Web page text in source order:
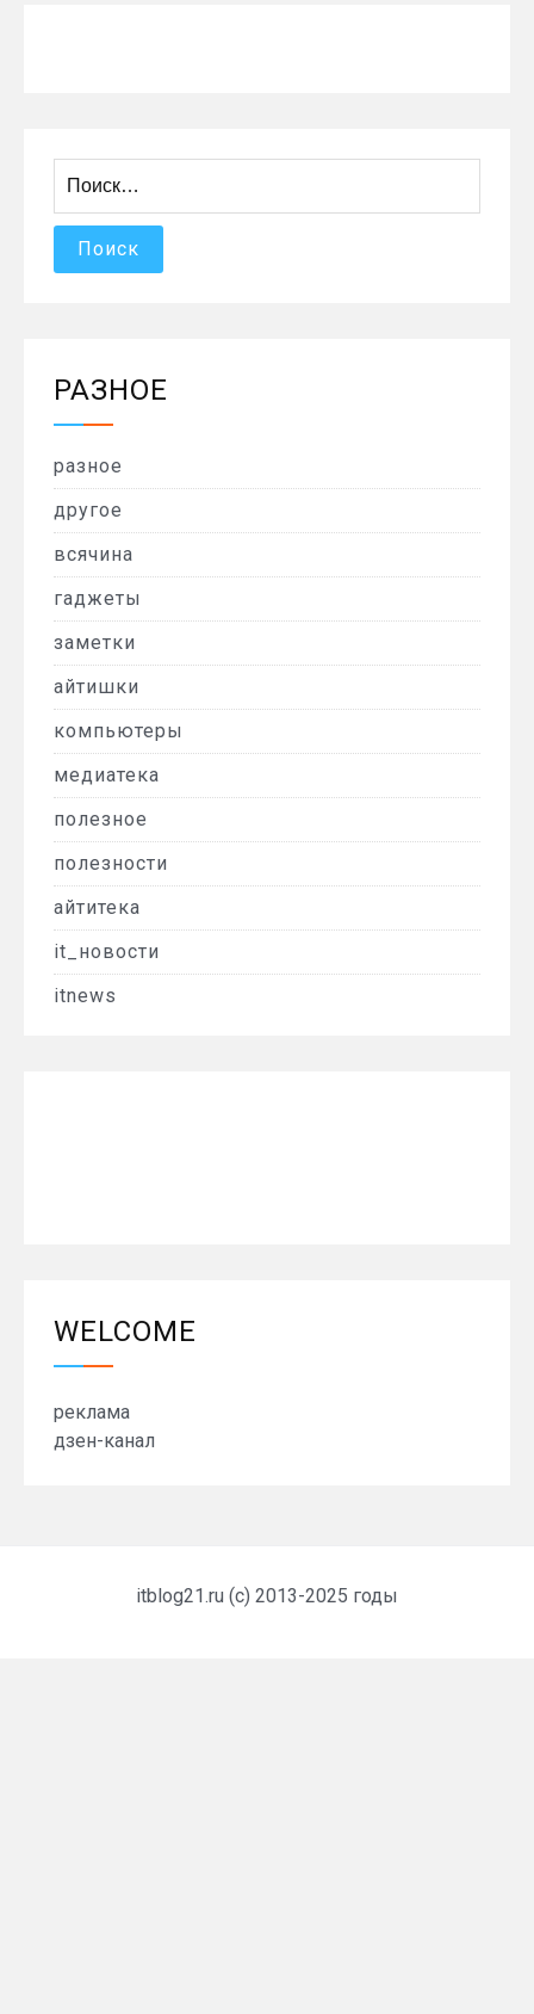
РАЗНОЕ
разное
другое
всячина
гаджеты
заметки
айтишки
компьютеры
медиатека
полезное
полезности
айтитека
it_новости
itnews
WELCOME
реклама
дзен-канал
itblog21.ru (c) 2013-2025 годы